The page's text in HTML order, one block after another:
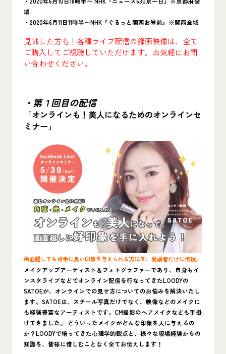
域
・2020年6月11日11時半〜NHK『ぐるっと関西お昼前』※関西全域
見逃した方も！各種ライブ配信の録画映像は、全て
ご購入してご視聴していただけます。お気軽にお問
い合わせください。
・第１回目の配信
「オンラインも！美人になるためのオンラインセ
ミナー」
画面越しでも相手に良い印象を与えられる方法を、受講者だけに伝授。
メイクアップアーティスト＆フォトグラファーであり、自身もイ
ンスタライブなどでオンライン配信を行なってきたLOODYの
SATOEが、オンラインでの見せ方についてのお悩みを解決いたし
ます。SATOEは、スチール写真だけでなく、映像などのメイクに
も経験豊富なアーティストです。CM撮影のヘアメイクなども手掛
けてきました。 どういったメイクがどんな印象を人に与えるの
か？LOODYで培ってきた心理学的観点と、様々な現場経験からの
知識を、皆様に惜しむことなく全てお伝えします！